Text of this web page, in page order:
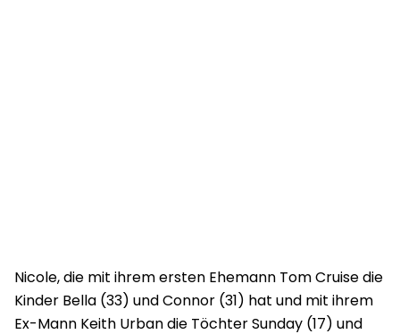
Nicole, die mit ihrem ersten Ehemann Tom Cruise die
Kinder Bella (33) und Connor (31) hat und mit ihrem
Ex-Mann Keith Urban die Töchter Sunday (17) und